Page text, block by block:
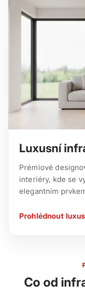
Luxusní
Prémiové
interiéry, kde se
elegantním
Prohlédnout
Co od